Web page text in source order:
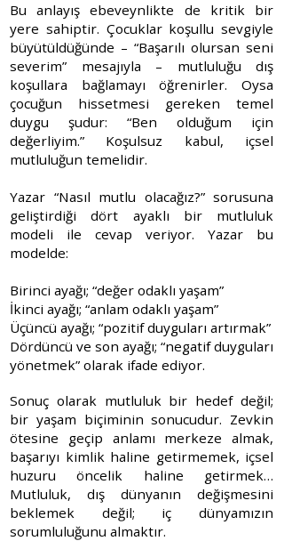
Bu anlayış ebeveynlikte de kritik bir
yere sahiptir. Çocuklar koşullu sevgiyle
büyütüldüğünde – “Başarılı olursan seni
severim” mesajıyla – mutluluğu dış
koşullara bağlamayı öğrenirler. Oysa
çocuğun hissetmesi gereken temel
duygu şudur: “Ben olduğum için
değerliyim.” Koşulsuz kabul, içsel
mutluluğun temelidir.
Yazar “Nasıl mutlu olacağız?” sorusuna
geliştirdiği dört ayaklı bir mutluluk
modeli ile cevap veriyor. Yazar bu
modelde:
Birinci ayağı; “değer odaklı yaşam”
İkinci ayağı; “anlam odaklı yaşam”
Üçüncü ayağı; “pozitif duyguları artırmak”
Dördüncü ve son ayağı; “negatif duyguları
yönetmek” olarak ifade ediyor.
Sonuç olarak mutluluk bir hedef değil;
bir yaşam biçiminin sonucudur. Zevkin
ötesine geçip anlamı merkeze almak,
başarıyı kimlik haline getirmemek, içsel
huzuru öncelik haline getirmek…
Mutluluk, dış dünyanın değişmesini
beklemek değil; iç dünyamızın
sorumluluğunu almaktır.